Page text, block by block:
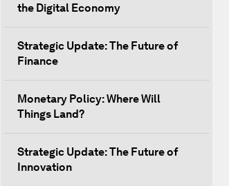
the Digital Economy
Strategic Update: The Future of
Finance
Monetary Policy: Where Will
Things Land?
Strategic Update: The Future of
Innovation